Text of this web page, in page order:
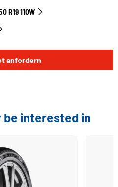
R19 110W
anfordern
be interested in